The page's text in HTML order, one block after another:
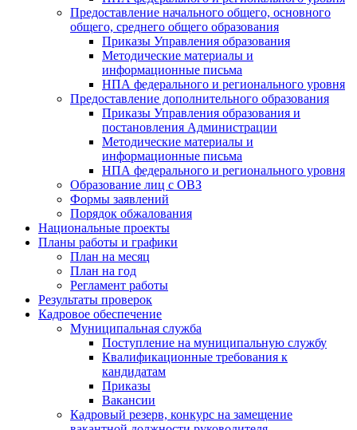
Предоставление начального общего, основного
общего, среднего общего образования
Приказы Управления образования
Методические материалы и
информационные письма
НПА федерального и регионального уровня
Предоставление дополнительного образования
Приказы Управления образования и
постановления Администрации
Методические материалы и
информационные письма
НПА федерального и регионального уровня
Образование лиц с ОВЗ
Формы заявлений
Порядок обжалования
Национальные проекты
Планы работы и графики
План на месяц
План на год
Регламент работы
Результаты проверок
Кадровое обеспечение
Муниципальная служба
Поступление на муниципальную службу
Квалификационные требования к
кандидатам
Приказы
Вакансии
Кадровый резерв, конкурс на замещение